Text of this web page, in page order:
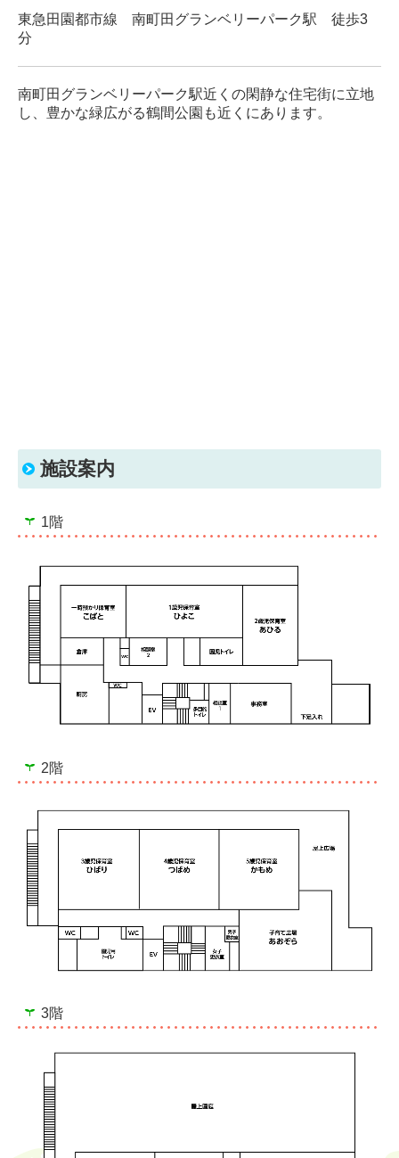
東急田園都市線 南町田グランベリーパーク駅 徒歩3
分
南町田グランベリーパーク駅近くの閑静な住宅街に立地
し、豊かな緑広がる鶴間公園も近くにあります。
施設案内
1階
2階
3階